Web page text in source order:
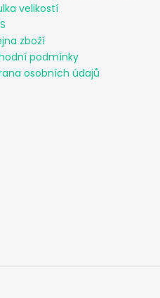
velikostí
zboží
podmínky
osobních údajů